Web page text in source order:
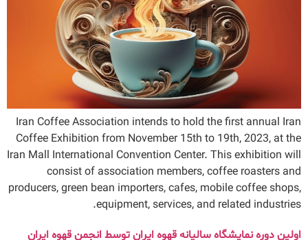
Iran Coffee Association intends to hold the first annual Iran
Coffee Exhibition from November 15th to 19th, 2023, at the
Iran Mall International Convention Center. This exhibition will
consist of association members, coffee roasters and
producers, green bean importers, cafes, mobile coffee shops,
equipment, services, and related industries.
اولین دوره نمایشگاه سالیانه قهوه ایران توسط انجمن قهوه ایران